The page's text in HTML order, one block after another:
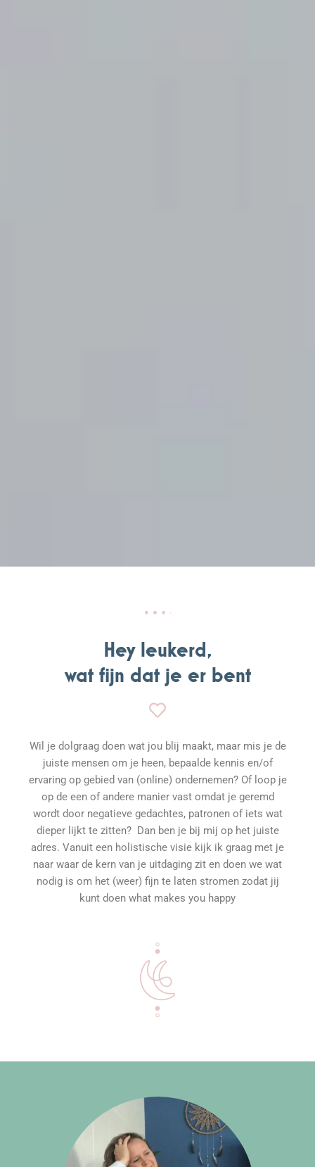
Hey leukerd,
wat fijn dat je er bent
Wil je dolgraag doen wat jou blij maakt, maar mis je de
juiste mensen om je heen, bepaalde kennis en/of
ervaring op gebied van (online) ondernemen? Of loop je
op de een of andere manier vast omdat je geremd
wordt door negatieve gedachtes, patronen of iets wat
dieper lijkt te zitten? Dan ben je bij mij op het juiste
adres. Vanuit een holistische visie kijk ik graag met je
naar waar de kern van je uitdaging zit en doen we wat
nodig is om het (weer) fijn te laten stromen zodat jij
kunt doen what makes you happy